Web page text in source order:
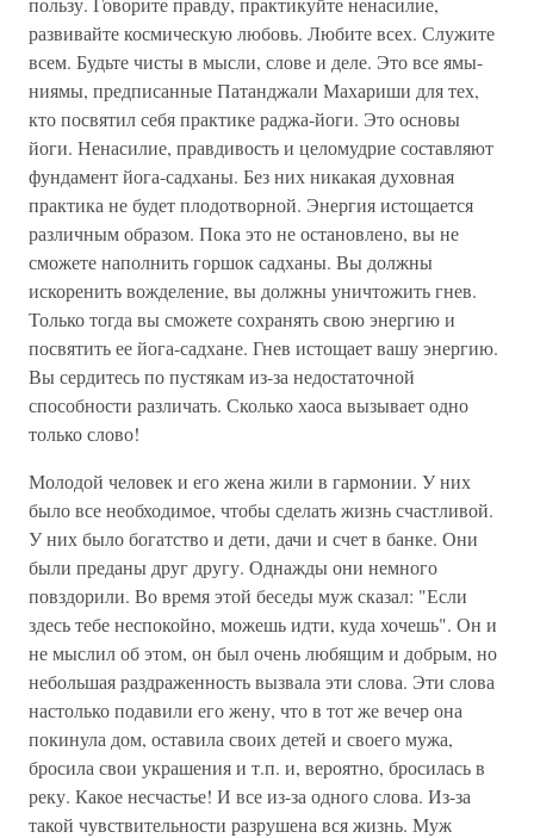
развивайте космическую любовь. Любите всех. Служите
всем. Будьте чисты в мысли, слове и деле. Это все ямы-
ниямы, предписанные Патанджали Махариши для тех,
кто посвятил себя практике раджа-йоги. Это основы
йоги. Ненасилие, правдивость и целомудрие составляют
фундамент йога-садханы. Без них никакая духовная
практика не будет плодотворной. Энергия истощается
различным образом. Пока это не остановлено, вы не
сможете наполнить горшок садханы. Вы должны
искоренить вожделение, вы должны уничтожить гнев.
Только тогда вы сможете сохранять свою энергию и
посвятить ее йога-садхане. Гнев истощает вашу энергию.
Вы сердитесь по пустякам из-за недостаточной
способности различать. Сколько хаоса вызывает одно
только слово!
Молодой человек и его жена жили в гармонии. У них
было все необходимое, чтобы сделать жизнь счастливой.
У них было богатство и дети, дачи и счет в банке. Они
были преданы друг другу. Однажды они немного
повздорили. Во время этой беседы муж сказал: "Если
здесь тебе неспокойно, можешь идти, куда хочешь". Он и
не мыслил об этом, он был очень любящим и добрым, но
небольшая раздраженность вызвала эти слова. Эти слова
настолько подавили его жену, что в тот же вечер она
покинула дом, оставила своих детей и своего мужа,
бросила свои украшения и т.п. и, вероятно, бросилась в
реку. Какое несчастье! И все из-за одного слова. Из-за
такой чувствительности разрушена вся жизнь. Муж